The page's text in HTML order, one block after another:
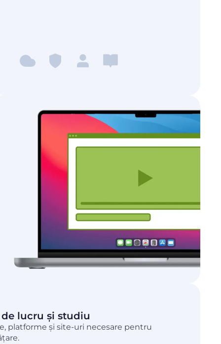
lucru și studiu
platforme și site-uri necesare pentru